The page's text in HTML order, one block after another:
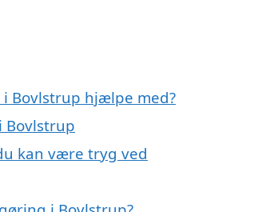
Bovlstrup hjælpe med?
kan være tryg ved